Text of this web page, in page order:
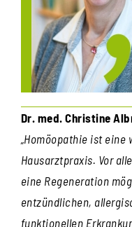
Dr. med. Christine
„Homöopathie ist
Hausarztpraxis. Vor
eine Regeneration
entzündlichen,
funktionellen